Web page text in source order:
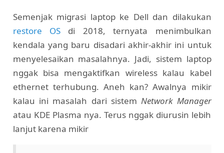
Semenjak migrasi laptop ke Dell dan dilakukan
restore OSdi 2018, ternyata menimbulkan
kendala yang baru disadari akhir-akhir ini untuk
menyelesaikan masalahnya. Jadi, sistem laptop
nggak bisa mengaktifkan wireless kalau kabel
ethernet terhubung. Aneh kan? Awalnya mikir
kalau ini masalah dari sistemNetwork Manager
atau KDE Plasma nya. Terus nggak diurusin lebih
lanjut karena mikir